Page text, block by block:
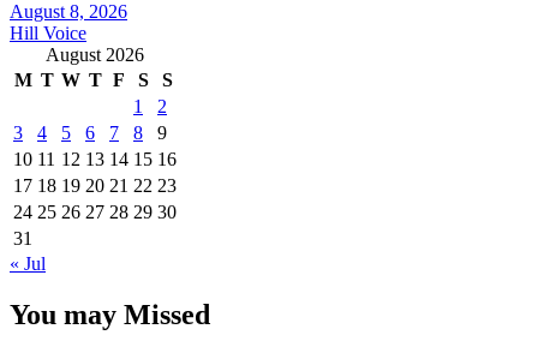
August 8, 2026
Hill Voice
August 2026
M T W T F S
S
1
2
3
4 5 6 7 8
9
10 11 12 13 14 15 16
17 18 19 20 21 22 23
24 25 26 27 28 29 30
31
« Jul
You may Missed